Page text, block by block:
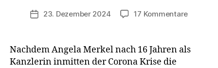
Veröffentlichungsdatum
23. Dezember 2024 17 Kommentarezu
Nachdem Angela Merkel nach 16 Jahren als
Kanzlerin inmitten der Corona Krise die